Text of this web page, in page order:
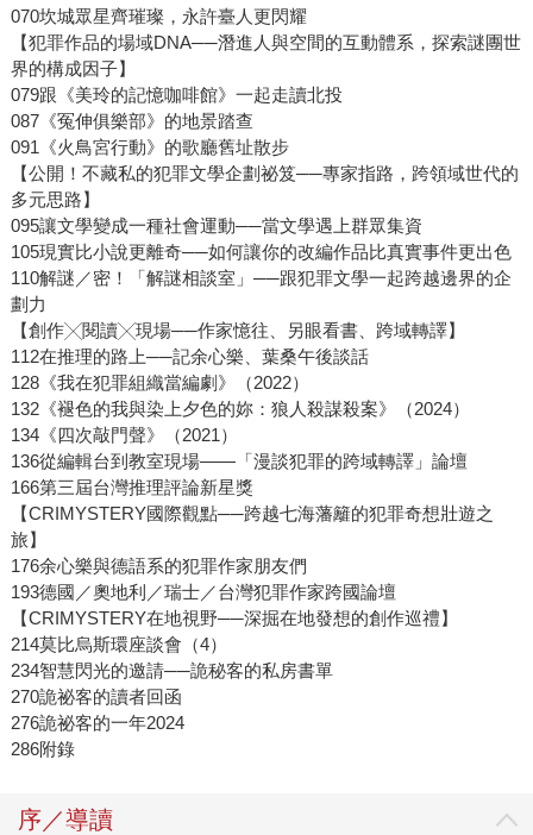
070坎城眾星齊璀璨，永許臺人更閃耀
【犯罪作品的場域DNA──潛進人與空間的互動體系，探索謎團世
界的構成因子】
079跟《美玲的記憶咖啡館》一起走讀北投
087《冤伸俱樂部》的地景踏查
091《火鳥宮行動》的歌廳舊址散步
【公開！不藏私的犯罪文學企劃祕笈──專家指路，跨領域世代的
多元思路】
095讓文學變成一種社會運動──當文學遇上群眾集資
105現實比小說更離奇──如何讓你的改編作品比真實事件更出色
110解謎／密！「解謎相談室」──跟犯罪文學一起跨越邊界的企
劃力
【創作╳閱讀╳現場──作家憶往、另眼看書、跨域轉譯】
112在推理的路上──記余心樂、葉桑午後談話
128《我在犯罪組織當編劇》（2022）
132《褪色的我與染上夕色的妳：狼人殺謀殺案》（2024）
134《四次敲門聲》（2021）
136從編輯台到教室現場——「漫談犯罪的跨域轉譯」論壇
166第三屆台灣推理評論新星獎
【CRIMYSTERY國際觀點──跨越七海藩籬的犯罪奇想壯遊之
旅】
176余心樂與德語系的犯罪作家朋友們
193德國／奧地利／瑞士／台灣犯罪作家跨國論壇
【CRIMYSTERY在地視野──深掘在地發想的創作巡禮】
214莫比烏斯環座談會（4）
234智慧閃光的邀請──詭秘客的私房書單
270詭祕客的讀者回函
276詭祕客的一年2024
286附錄
序／導讀